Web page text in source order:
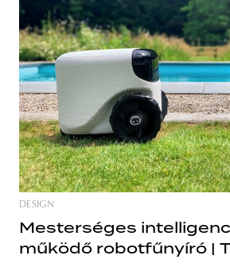
DESIGN
Mesterséges
működő robotfűnyíró |